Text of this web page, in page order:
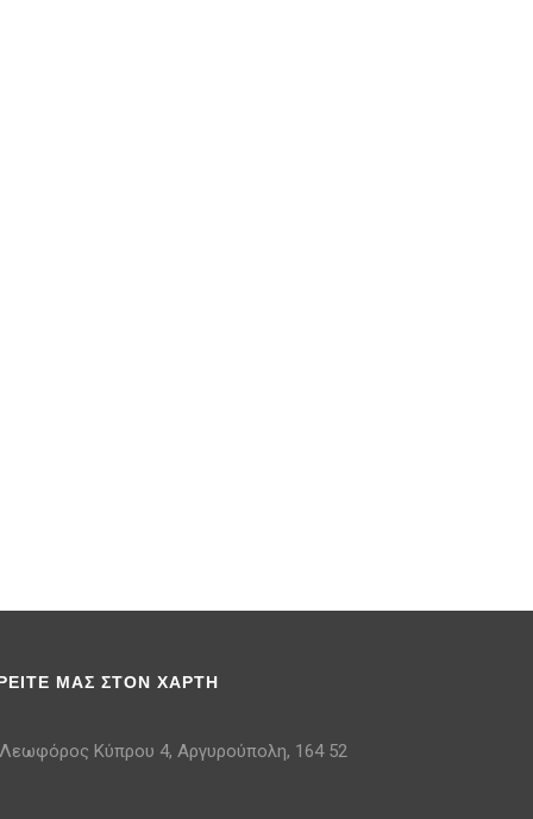
ΜΑΣ ΣΤΟΝ ΧΑΡΤΗ
Λεωφόρος Κύπρου 4, Αργυρούπολη, 164 52